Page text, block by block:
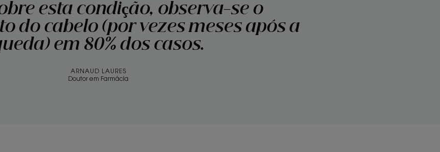
esta condição, observa-se o
do cabelo (por vezes meses após a
em 80% dos casos.
ARNAUD LAURES
Doutor em Farmácia